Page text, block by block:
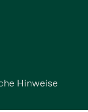
Hinweise